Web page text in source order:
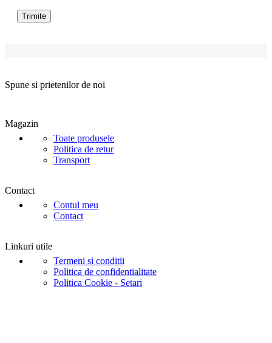
Spune si prietenilor de noi
Magazin
Toate produsele
Politica de retur
Transport
Contact
Contul meu
Contact
Linkuri utile
Termeni si conditii
Politica de confidentialitate
Politica Cookie - Setari